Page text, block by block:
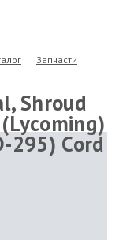
Запчасти
Shroud
295) Cord